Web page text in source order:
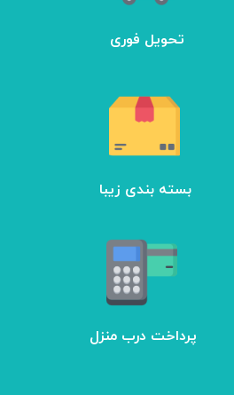
تحویل فوری
بسته بندی زیبا
پرداخت درب منزل